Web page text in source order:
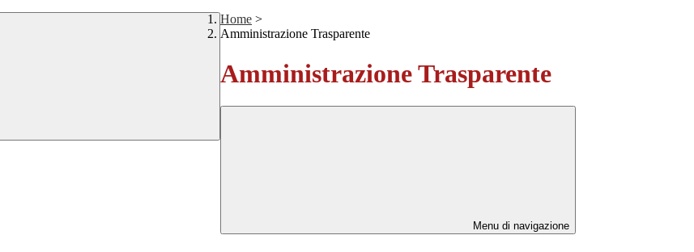
Home >
Amministrazione Trasparente
Amministrazione Trasparente
Menu di navigazione